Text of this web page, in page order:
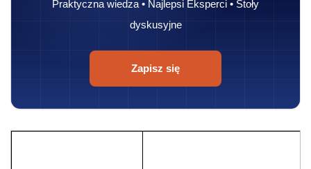
Praktyczna wiedza • Najlepsi Eksperci • Stoły
dyskusyjne
Zapisz się